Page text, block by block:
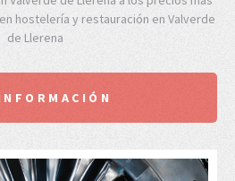
hostelería y restauración en Valverde
de Llerena